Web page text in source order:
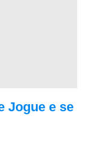
Jogue e se